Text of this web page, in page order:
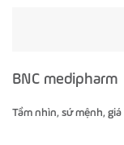
BNC medipharm
Tầm nhìn, sứ mệnh,